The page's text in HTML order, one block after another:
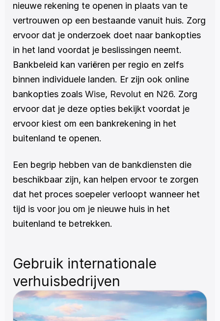
nieuwe rekening te openen in plaats van te
vertrouwen op een bestaande vanuit huis. Zorg
ervoor dat je onderzoek doet naar bankopties
in het land voordat je beslissingen neemt.
Bankbeleid kan variëren per regio en zelfs
binnen individuele landen. Er zijn ook online
bankopties zoals Wise, Revolut en N26. Zorg
ervoor dat je deze opties bekijkt voordat je
ervoor kiest om een bankrekening in het
buitenland te openen.
Een begrip hebben van de bankdiensten die
beschikbaar zijn, kan helpen ervoor te zorgen
dat het proces soepeler verloopt wanneer het
tijd is voor jou om je nieuwe huis in het
buitenland te betrekken.
Gebruik internationale
verhuisbedrijven